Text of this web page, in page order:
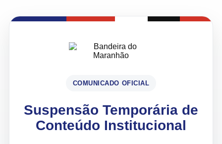
COMUNICADO OFICIAL
Suspensão Temporária de
Conteúdo Institucional